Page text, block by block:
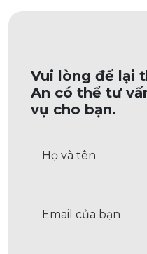
Vui lòng để lại
An có thể tư
vụ cho bạn.